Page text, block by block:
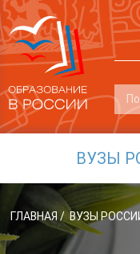
ВУЗЫ
ГЛАВНАЯ/ ВУЗЫ